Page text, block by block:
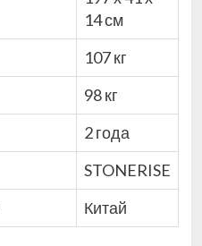
14 см
107 кг
98 кг
2 года
STONERISE
Китай